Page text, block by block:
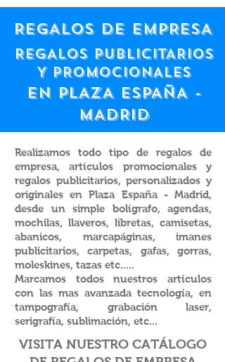
REGALOS DE EMPRESA
REGALOS PUBLICITARIOS
Y PROMOCIONALES
EN PLAZA ESPAÑA -
MADRID
Realizamos todo tipo de regalos de
empresa, artículos promocionales y
regalos publicitarios, personalizados y
originales en Plaza España - Madrid,
desde un simple bolígrafo, agendas,
mochilas, llaveros, libretas, camisetas,
abanicos, marcapáginas, imanes
publicitarios, carpetas, gafas, gorras,
moleskines, tazas etc.....
Marcamos todos nuestros artículos
con las mas avanzada tecnología, en
tampografía, grabación laser,
serigrafía, sublimación, etc...
VISITA NUESTRO CATÁLOGO